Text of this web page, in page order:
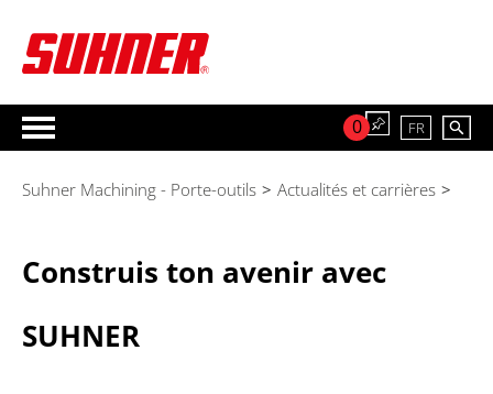
FR
0
Suhner Machining - Porte-outils > Actualités et carrières >
Construis ton avenir avec
SUHNER